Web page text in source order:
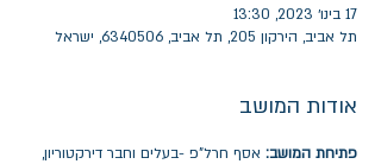
17 בינו׳ 2023, 13:30
תל אביב, הירקון 205, תל אביב, 6340506, ישראל
אודות המושב
פתיחת המושב: אסף חרל"פ -בעלים וחבר דירקטוריון,